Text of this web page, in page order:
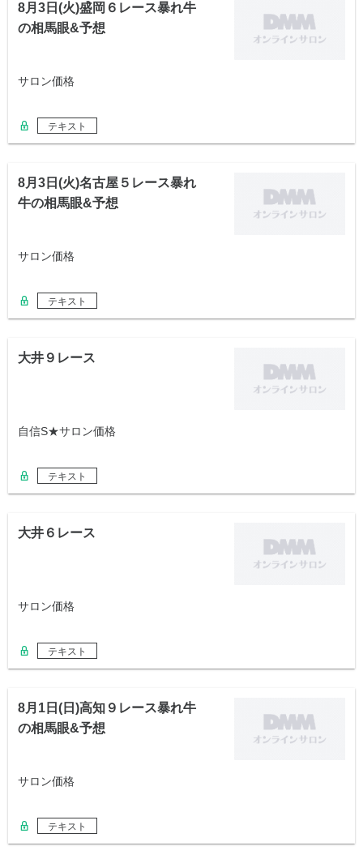
8月3日(火)盛岡６レース暴れ牛
の相馬眼&予想
サロン価格
テキスト
8月3日(火)名古屋５レース暴れ
牛の相馬眼&予想
サロン価格
テキスト
大井９レース
自信S★サロン価格
テキスト
大井６レース
サロン価格
テキスト
8月1日(日)高知９レース暴れ牛
の相馬眼&予想
サロン価格
テキスト